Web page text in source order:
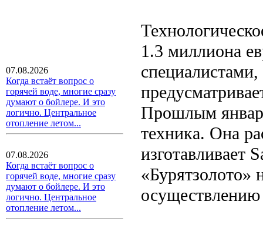
07.08.2026
Когда встаёт вопрос о
горячей воде, многие сразу
думают о бойлере. И это
логично. Центральное
отопление летом...
07.08.2026
Когда встаёт вопрос о
горячей воде, многие сразу
думают о бойлере. И это
логично. Центральное
отопление летом...
1.3 миллиона
Прошлым
техника. Она
изготавливает
«Бурятзолото»
осуществлению